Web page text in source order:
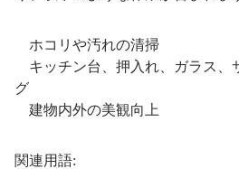
ホコリや汚れの清掃
キッチン台、押入れ、ガラス、
グ
建物内外の美観向上
関連用語: